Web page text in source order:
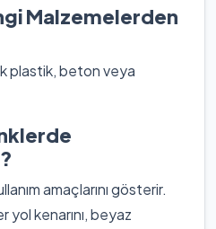
Malzemelerden
plastik, beton veya
amaçlarını gösterir.
yol kenarını, beyaz